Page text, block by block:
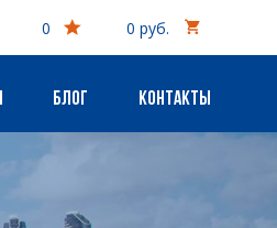
0 0 руб.
Блог Контакты